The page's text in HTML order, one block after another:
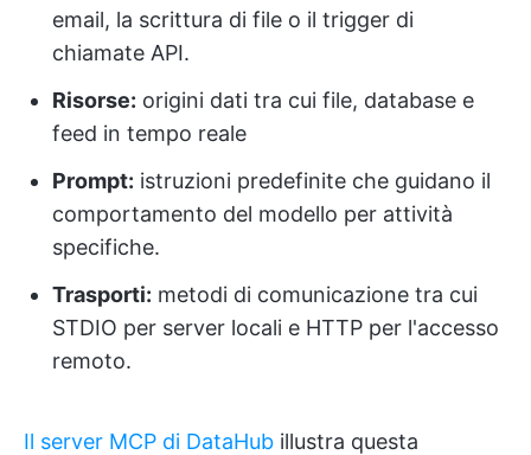
email, la scrittura di file o il trigger di
chiamate API.
Risorse: origini dati tra cui file, database e
feed in tempo reale
Prompt: istruzioni predefinite che guidano il
comportamento del modello per attività
specifiche.
Trasporti: metodi di comunicazione tra cui
STDIO per server locali e HTTP per l'accesso
remoto.
Il server MCP di DataHub illustra questa